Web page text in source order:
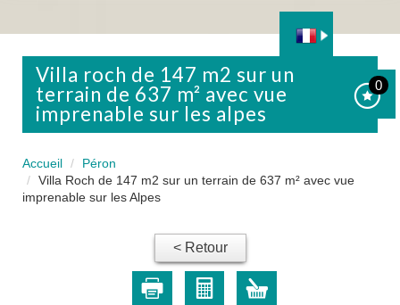
0
villa roch de 147 m2 sur un
terrain de 637 m² avec vue
imprenable sur les alpes
Accueil
Péron
Villa Roch de 147 m2 sur un terrain de 637 m² avec vue
imprenable sur les Alpes
< Retour